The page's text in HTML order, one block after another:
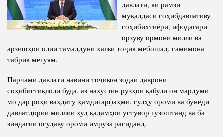
Competency
Biography
Books
Articles
Press Center
PRESIDENT OF THE REPUBLIC OF TAJIKISTAN
Struture of the Institute
Directors and Staff
History of Directors
давлатӣ, ки рамзи
муқаддаси соҳибдавлативу
соҳибихтиёрӣ, ифодагари
орзуву ормони миллӣ ва
арзишҳои олии тамаддуни халқи тоҷик мебошад, самимона
табрик мегӯям.
Парчами давлати навини тоҷикон зодаи даврони
соҳибистиқлолӣ буда, аз нахустин рӯзҳои қабули он мардуми
мо дар роҳи ваҳдату ҳамдигарфаҳмӣ, сулҳу оромӣ ва бунёди
давлатдории миллии худ қадамҳои устувор гузоштанд ва ба
зиндагии осудаву ороми имрӯза расиданд.